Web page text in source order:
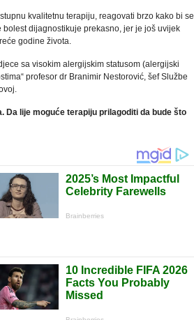
kvalitetnu terapiju, reagovati brzo kako bi se
dijagnostikuje prekasno, jer je još uvijek
godine života.
sa visokim alergijskim statusom (alergijski
profesor dr Branimir Nestorović, šef Službe
lije moguće terapiju prilagoditi da bude što